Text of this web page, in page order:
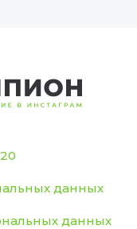
данных
данных